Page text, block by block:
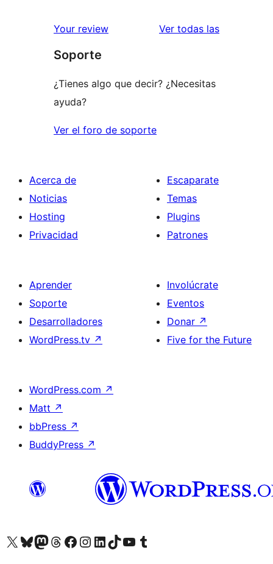
estrellas
de
estrellas
Your review Ver todas las
Soporte
¿Tienes algo que decir? ¿Necesitas
ayuda?
Ver el foro de soporte
Acerca de
Noticias
Hosting
Privacidad
Escaparate
Temas
Plugins
Patrones
Aprender
Soporte
Desarrolladores
WordPress.tv ↗
Involúcrate
Eventos
Donar ↗
Five for the Future
WordPress.com ↗
Matt ↗
bbPress ↗
BuddyPress ↗
Visita nuestra cuenta de X (anteriormente Twitter)
Visita nuestra cuenta de Bluesky
Visita nuestra cuenta de Mastodon
Visita nuestra cuenta de Threads
Visita nuestra página de Facebook
Visita nuestra cuenta de Instagram
Visita nuestra cuenta de LinkedIn
Visita nuestra cuenta de TikTok
Visita nuestro canal de YouTube
Visita nuestra cuenta de Tumblr